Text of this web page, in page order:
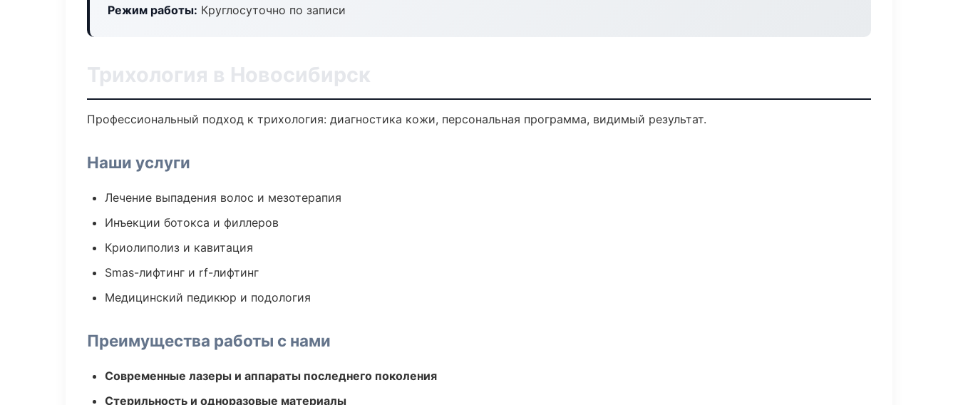
Режим работы: Круглосуточно по записи
Трихология в Новосибирск
Профессиональный подход к трихология: диагностика кожи, персональная программа, видимый результат.
Наши услуги
Лечение выпадения волос и мезотерапия
Инъекции ботокса и филлеров
Криолиполиз и кавитация
Smas-лифтинг и rf-лифтинг
Медицинский педикюр и подология
Преимущества работы с нами
Современные лазеры и аппараты последнего поколения
Стерильность и одноразовые материалы